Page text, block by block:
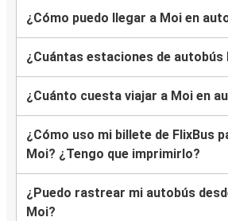
¿Cómo puedo llegar a Moi en
¿Cuántas estaciones de autobús
¿Cuánto cuesta viajar a Moi en
¿Cómo uso mi billete de FlixBus
Moi? ¿Tengo que imprimirlo?
¿Puedo rastrear mi autobús
Moi?